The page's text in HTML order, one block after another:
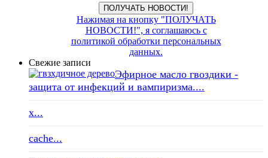
ПОЛУЧАТЬ НОВОСТИ!
Нажимая на кнопку "ПОЛУЧАТЬ
НОВОСТИ!", я соглашаюсь с
политикой обработки персональных
данных.
Свежие записи
Эфирное масло гвоздики -
защита от инфекций и вампиризма....
x...
cache...